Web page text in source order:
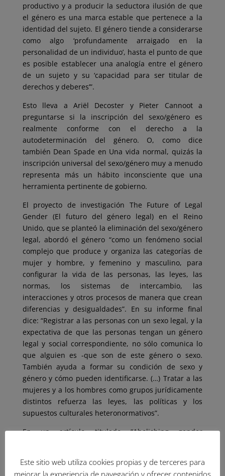
productivo y a producir la seductora ilusión de que
el género es una marca estable que pertenece a la
identidad del sujeto. El género tiende a considerarse
como algo ‘profundamente arraigado en la
personalidad de un individuo’, hasta el punto de que
es posible establecer una analogía entre el género
de un sujeto y su ‘capacidad para ser titular de
derechos y deberes’”.
Esto lleva a Ariël Decoster y Pieter Cannoot a
preguntarse si la inscripción del sexo/género es
realmente conforme con el derecho a la
autodeterminación del género. O, como dice
también Dean Spade en Una vida normal, quizás la
inscripción universal del sexo/género muy a menudo
representa más un hábito inconsciente que una
herramienta pertinente de gobierno.
El proyecto de investigación The Future of Legal
Gender (El futuro del género legal) en el Reino
Unido, que se planteó la eliminación del sexo/género
legal, abordó el género “como un fenómeno social
complejo que produce y organiza las categorías de
mujer y hombre, y femenino y masculino, para
configurar la vida de las personas, las leyes, las
normas, los sistemas de intercambio, las
interacciones y otros procesos de manera que crean
diferencias y desigualdades”. En su informe final
dice: “Registrar a las personas con un sexo legal, y la
expectativa de que las personas tengan un género
legal y social correspondiente, no sólo comunica lo
que alguien es -que son de este género o sexo.
También ayuda a formar su condición de sexo y
género y cómo pueden identificarse. (…) Tratar a las
mujeres y a los hombres como grupos jurídicamente
distintos refuerza las leyes, las políticas y los
supuestos culturales heteronormativos”.
En un artículo titulado “Abolishing gender
Braunschweig argumenta que “los grupos sociales
Este sitio web utiliza cookies propias y de terceres para